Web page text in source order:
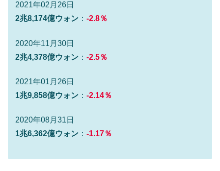
『Money1』
【対日本円】ウォン安が急進！ 日米の協調
に韓国がいっちょがみしたのでは。
『Money1』
韓国政府『BYD』車への補助金を全廃 ⇒ 実
は韓国で『BYD』車は売れている。6カ月で対前年同期比
1.9倍！
『Money1』
在韓米国大使スティールが着韓！⇒ さっそ
ドを掲げる「在韓反米勢力」
『Money1』
韓国政府「2035年までに18.4GW規模のAIデ
2021年02月26日
2兆8,174億ウォン ： -2.8％
2020年11月30日
2兆4,378億ウォン ： -2.5％
2021年01月26日
1兆9,858億ウォン ： -2.14％
2020年08月31日
1兆6,362億ウォン ： -1.17％